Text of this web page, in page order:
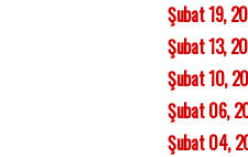
Şubat 19,
Şubat 13,
Şubat 10,
Şubat 06,
Şubat 04,